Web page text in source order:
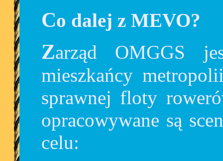
Co dalej z MEVO?
Zarząd OMGGS jest zdeterminowany, aby
mieszkańcy
sprawnej floty
opracowywane są
celu: